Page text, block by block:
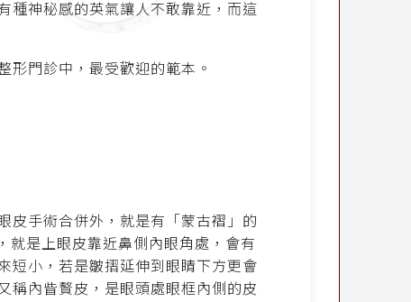
種神秘感的英氣讓人不敢靠近，而這
形門診中，最受歡迎的範本。
皮手術合併外，就是有「蒙古褶」的
就是上眼皮靠近鼻側內眼角處，會有
短小，若是皺摺延伸到眼睛下方更會
稱內眥贅皮，是眼頭處眼框內側的皮